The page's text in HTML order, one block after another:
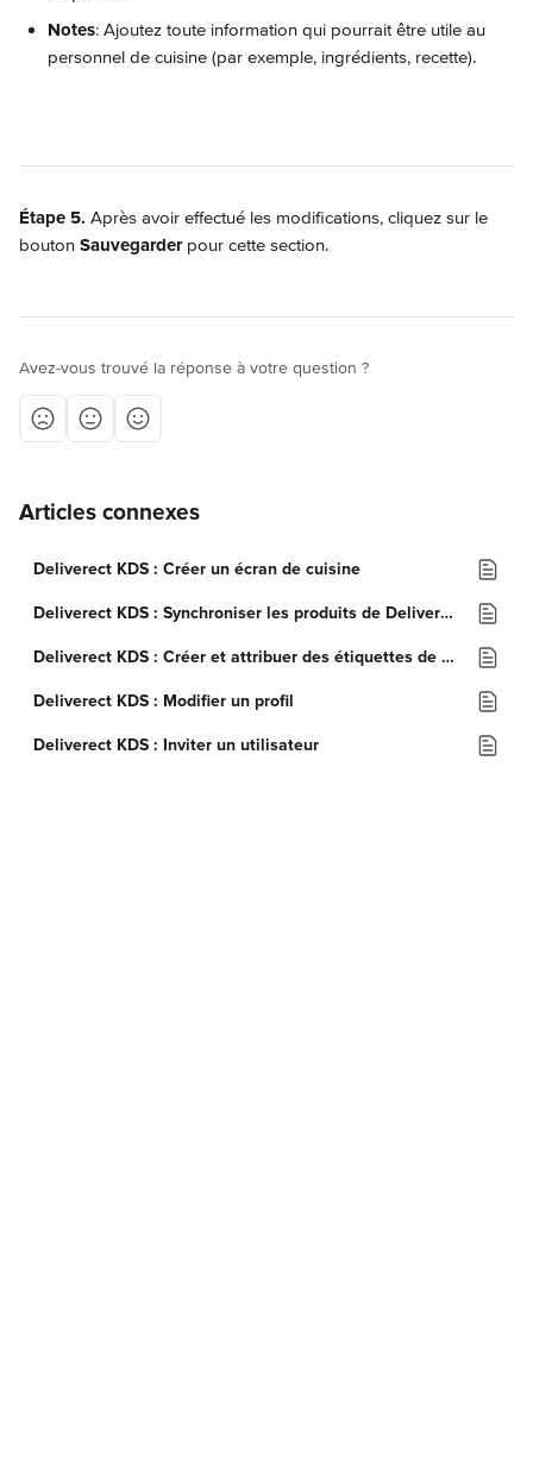
Notes: Ajoutez toute information qui pourrait être utile au
personnel de cuisine (par exemple, ingrédients, recette).
Étape 5. Après avoir effectué les modifications, cliquez sur le
bouton Sauvegarder pour cette section.
Avez-vous trouvé la réponse à votre question ?
Articles connexes
Deliverect KDS : Créer un écran de cuisine
Deliverect KDS : Synchroniser les produits de Deliverect
Deliverect KDS : Créer et attribuer des étiquettes de produits
Deliverect KDS : Modifier un profil
Deliverect KDS : Inviter un utilisateur